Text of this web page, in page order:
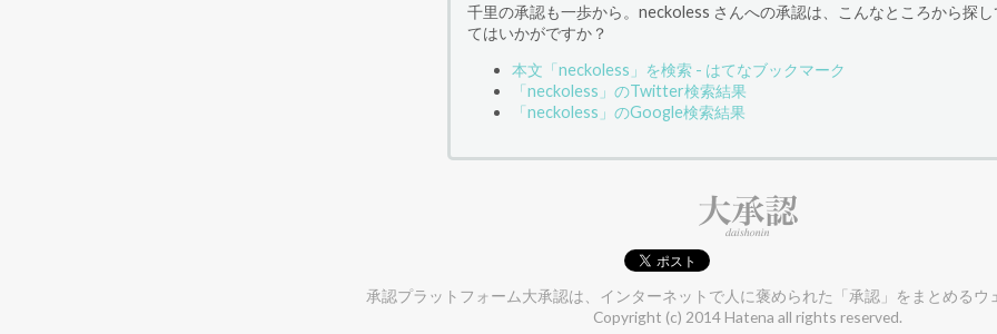
千里の承認も一歩から。neckoless さんへの承認は、こんなところから探し
てはいかがですか？
本文「neckoless」を検索 - はてなブックマーク
「neckoless」のTwitter検索結果
「neckoless」のGoogle検索結果
承認プラットフォーム大承認は、インターネットで人に褒められた「承認」をまとめるウ
Copyright (c) 2014 Hatena all rights reserved.